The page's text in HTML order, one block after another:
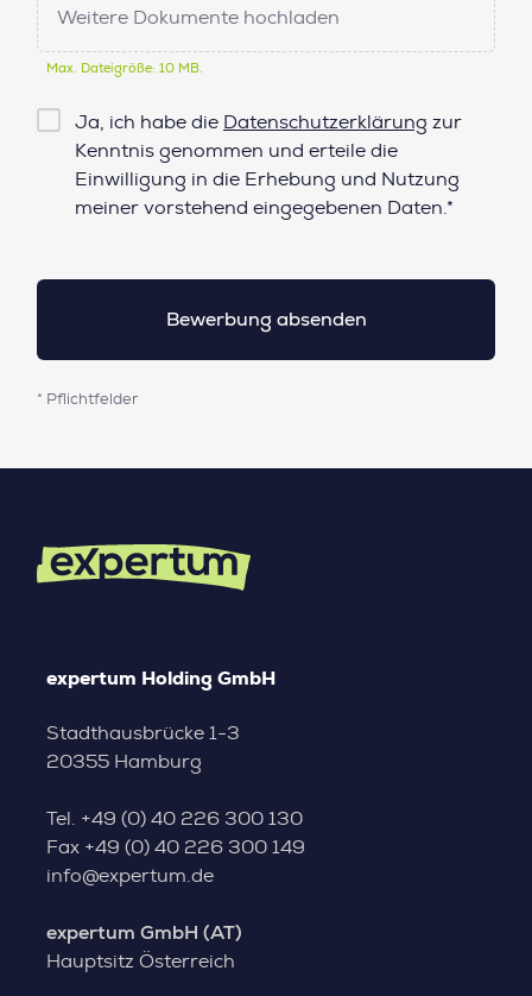
Weitere Dokumente hochladen
Max. Dateigröße: 10 MB.
Checkbox
Datenschutz*
Ja, ich habe die Datenschutzerklärung zur
Kenntnis genommen und erteile die
Einwilligung in die Erhebung und Nutzung
meiner vorstehend eingegebenen Daten.*
* Pflichtfelder
expertum Holding GmbH
Stadthausbrücke 1-3
20355 Hamburg
Tel. +49 (0) 40 226 300 130
Fax +49 (0) 40 226 300 149
info@expertum.de
expertum GmbH (AT)
Hauptsitz Österreich